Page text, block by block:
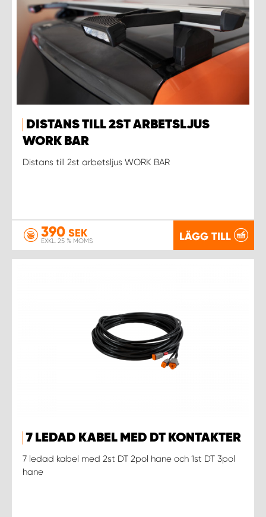
DISTANS TILL 2ST ARBETSLJUS
WORK BAR
Distans till 2st arbetsljus WORK BAR
390 SEK
EXKL. 25 % MOMS LÄGG TILL
7 LEDAD KABEL MED DT KONTAKTER
7 ledad kabel med 2st DT 2pol hane och 1st DT 3pol
hane